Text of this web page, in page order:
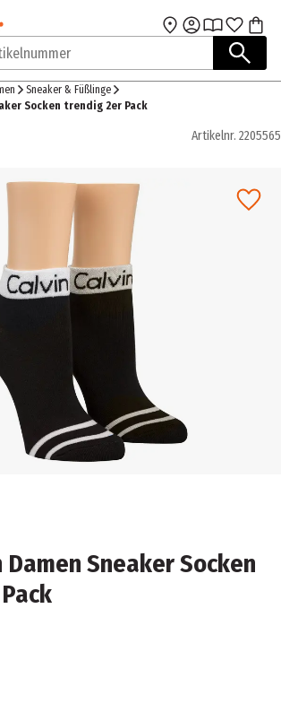
Zum Hauptinhalt
Sneaker & Füßlinge
Socken trendig 2er Pack
Artikelnr. 2205565
Sneaker Socken